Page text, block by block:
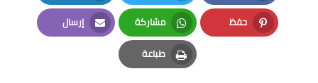
Facebook
Twitter
LinkedIn
حفظ
Pinterest
مشاركة
Whatsapp
إرسال
Email
طباعة
Print